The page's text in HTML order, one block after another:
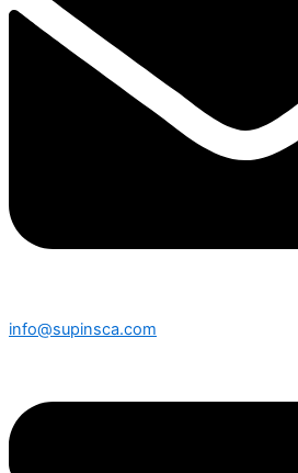
info@supinsca.com